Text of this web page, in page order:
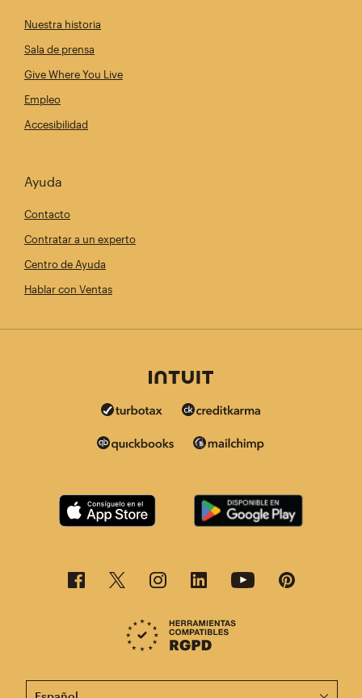
Nuestra historia
Sala de prensa
Give Where You Live
Empleo
Accesibilidad
Ayuda
Contacto
Contratar a un experto
Centro de Ayuda
Hablar con Ventas
Esta página está disponible en otros idiomas. ¡Elige